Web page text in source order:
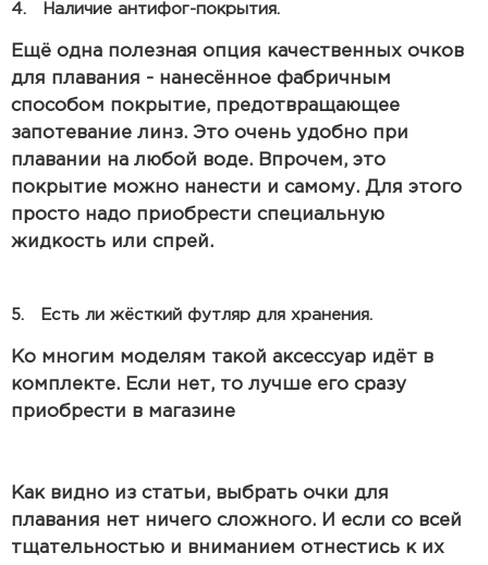
4. Наличие антифог-покрытия.
Ещё одна полезная опция качественных очков
для плавания - нанесённое фабричным
способом покрытие, предотвращающее
запотевание линз. Это очень удобно при
плавании на любой воде. Впрочем, это
покрытие можно нанести и самому. Для этого
просто надо приобрести специальную
жидкость или спрей.
5. Есть ли жёсткий футляр для хранения.
Ко многим моделям такой аксессуар идёт в
комплекте. Если нет, то лучше его сразу
приобрести в магазине
Как видно из статьи, выбрать очки для
плавания нет ничего сложного. И если со всей
тщательностью и вниманием отнестись к их